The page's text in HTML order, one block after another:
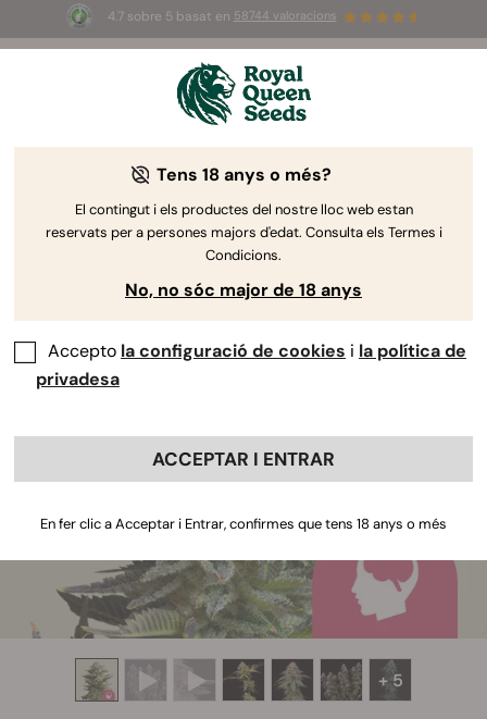
4.7 sobre 5 basat en 58744 valoracions
3 llavors White Widow Auto
+ 5
Tens 18 anys o més?
El contingut i els productes del nostre lloc web estan
reservats per a persones majors d'edat. Consulta els Termes i
Condicions.
No, no sóc major de 18 anys
Accepto la configuració de cookies i la política de
privadesa
ACCEPTAR I ENTRAR
En fer clic a Acceptar i Entrar, confirmes que tens 18 anys o més